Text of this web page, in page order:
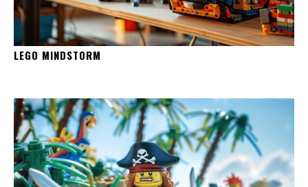
LEGO MINDSTORM